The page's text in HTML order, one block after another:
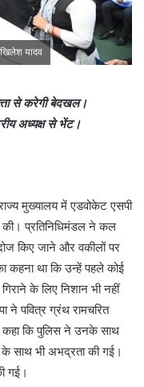
यादव
से करेगी बेदखल।
अध्यक्ष से भेंट।
मुख्यालय में एडवोकेट एसपी
प्रतिनिधिमंडल ने कल
किए जाने और वकीलों पर
कहना था कि उन्हें पहले कोई
के लिए निशान भी नहीं
ने पवित्र ग्रंथ रामचरित
कहा कि पुलिस ने उनके साथ
के साथ भी अभद्रता की गई।
गई।